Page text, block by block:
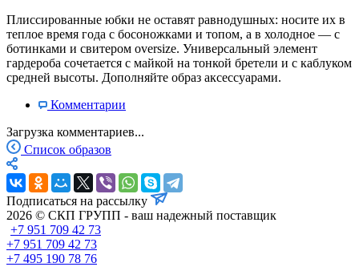
Плиссированные юбки не оставят равнодушных: носите их в
теплое время года с босоножками и топом, а в холодное — с
ботинками и свитером oversize. Универсальный элемент
гардероба сочетается с майкой на тонкой бретели и с каблуком
средней высоты. Дополняйте образ аксессуарами.
Комментарии
Загрузка комментариев...
Список образов
Подписаться на рассылку
2026 © СКП ГРУПП - ваш надежный поставщик
+7 951 709 42 73
+7 951 709 42 73
+7 495 190 78 76